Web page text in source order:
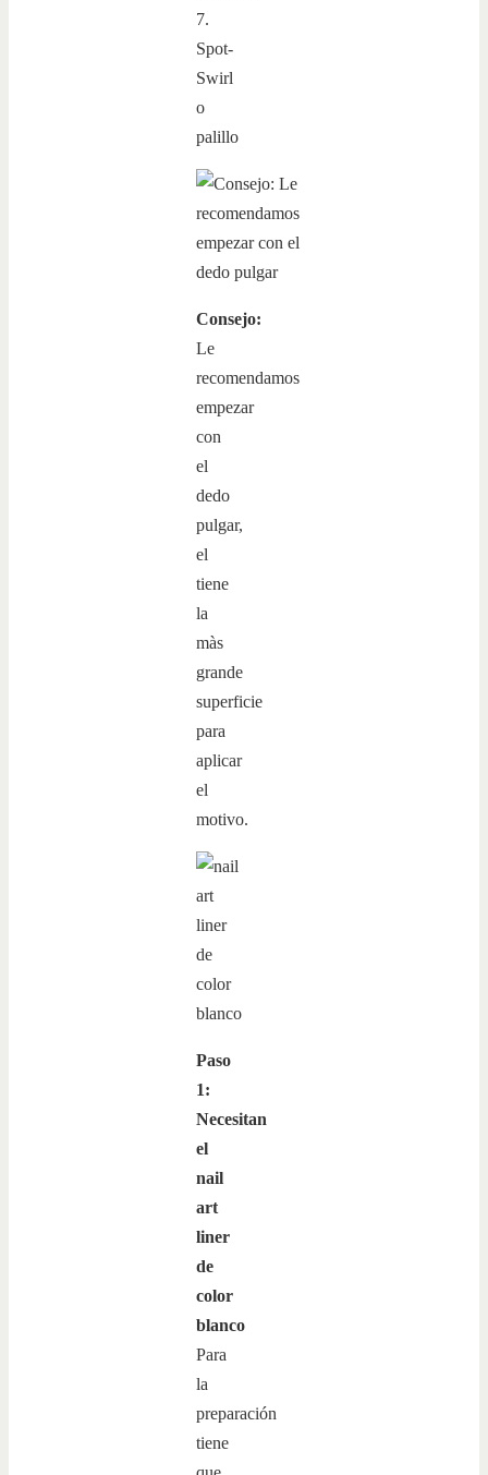
7.
Spot-
Swirl
o
palillo
Consejo:
Le
recomendamos
empezar
con
el
dedo
pulgar,
el
tiene
la
màs
grande
superficie
para
aplicar
el
motivo.
Paso
1:
Necesitan
el
nail
art
liner
de
color
blanco
Para
la
preparación
tiene